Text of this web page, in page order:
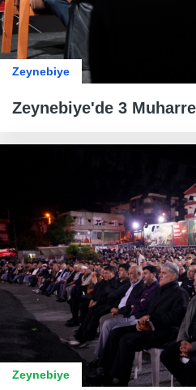
Zeynebiye
Zeynebiye'de 3
Zeynebiye